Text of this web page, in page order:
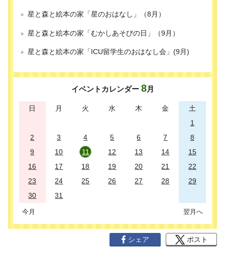
星と森と絵本の家「星のおはなし」（8月）
星と森と絵本の家「むかしあそびの日」（9月）
星と森と絵本の家「ICU留学生のおはなし会」(9月)
イベントカレンダー 8月
日 月 火 水 木 金
土
1
2
3 4 5 6 7
8
9
10 11 12 13 14
15
16
17 18 19 20 21
22
23
24 25 26 27 28
29
30
31
今月 翌月へ
シェア ポスト